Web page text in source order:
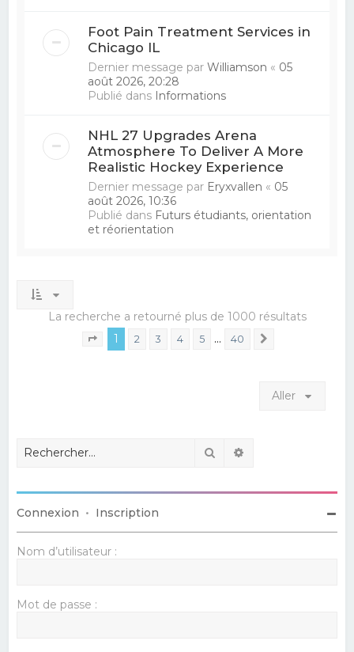
Foot Pain Treatment Services in
Chicago IL
Dernier message parWilliamson « 05
août 2026, 20:28
Publié dans Informations
NHL 27 Upgrades Arena
Atmosphere To Deliver A More
Realistic Hockey Experience
Dernier message par Eryxvallen « 05
août 2026, 10:36
Publié dans Futurs étudiants, orientation
et réorientation
La recherche a retourné plus de 1000 résultats
Page sur 40
1 2 3 4 5 … 40
Aller
Rechercher
Connexion • Inscription
Nom d’utilisateur :
Mot de passe :